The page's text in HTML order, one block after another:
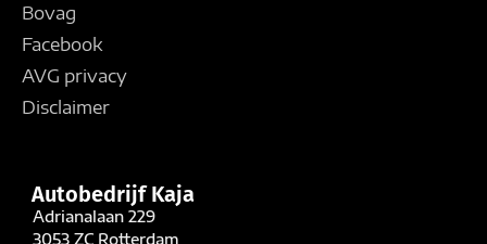
Bovag
Facebook
AVG privacy
Disclaimer
Autobedrijf Kaja
Adrianalaan 229
3053 ZC Rotterdam